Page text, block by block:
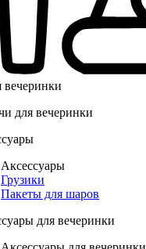
для вечеринки
Аксессуары
Грузики
Пакеты для шаров
для вечеринки